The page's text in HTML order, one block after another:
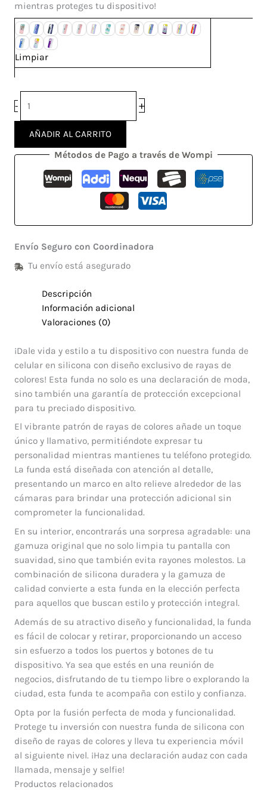
mientras proteges tu dispositivo!
Limpiar
- +
AÑADIR AL CARRITO
Métodos de Pago a través de Wompi
Envío Seguro con Coordinadora
Tu envío está asegurado
Descripción
Información adicional
Valoraciones (0)
¡Dale vida y estilo a tu dispositivo con nuestra funda de
celular en silicona con diseño exclusivo de rayas de
colores! Esta funda no solo es una declaración de moda,
sino también una garantía de protección excepcional
para tu preciado dispositivo.
El vibrante patrón de rayas de colores añade un toque
único y llamativo, permitiéndote expresar tu
personalidad mientras mantienes tu teléfono protegido.
La funda está diseñada con atención al detalle,
presentando un marco en alto relieve alrededor de las
cámaras para brindar una protección adicional sin
comprometer la funcionalidad.
En su interior, encontrarás una sorpresa agradable: una
gamuza original que no solo limpia tu pantalla con
suavidad, sino que también evita rayones molestos. La
combinación de silicona duradera y la gamuza de
calidad convierte a esta funda en la elección perfecta
para aquellos que buscan estilo y protección integral.
Además de su atractivo diseño y funcionalidad, la funda
es fácil de colocar y retirar, proporcionando un acceso
sin esfuerzo a todos los puertos y botones de tu
dispositivo. Ya sea que estés en una reunión de
negocios, disfrutando de tu tiempo libre o explorando la
ciudad, esta funda te acompaña con estilo y confianza.
Opta por la fusión perfecta de moda y funcionalidad.
Protege tu inversión con nuestra funda de silicona con
diseño de rayas de colores y lleva tu experiencia móvil
al siguiente nivel. ¡Haz una declaración audaz con cada
llamada, mensaje y selfie!
Productos relacionados